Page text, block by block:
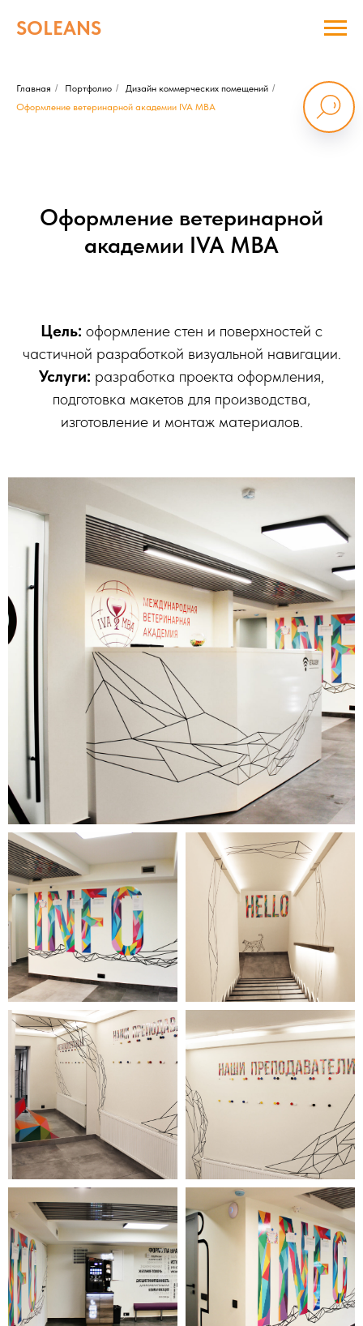
SOLEANS
Главная / Портфолио / Дизайн коммерческих помещений /
Оформление ветеринарной академии IVA МВА
Оформление ветеринарной
академии IVA МВА
Цель: оформление стен и поверхностей c
частичной разработкой визуальной навигации.
Услуги: разработка проекта оформления,
подготовка макетов для производства,
изготовление и монтаж материалов.